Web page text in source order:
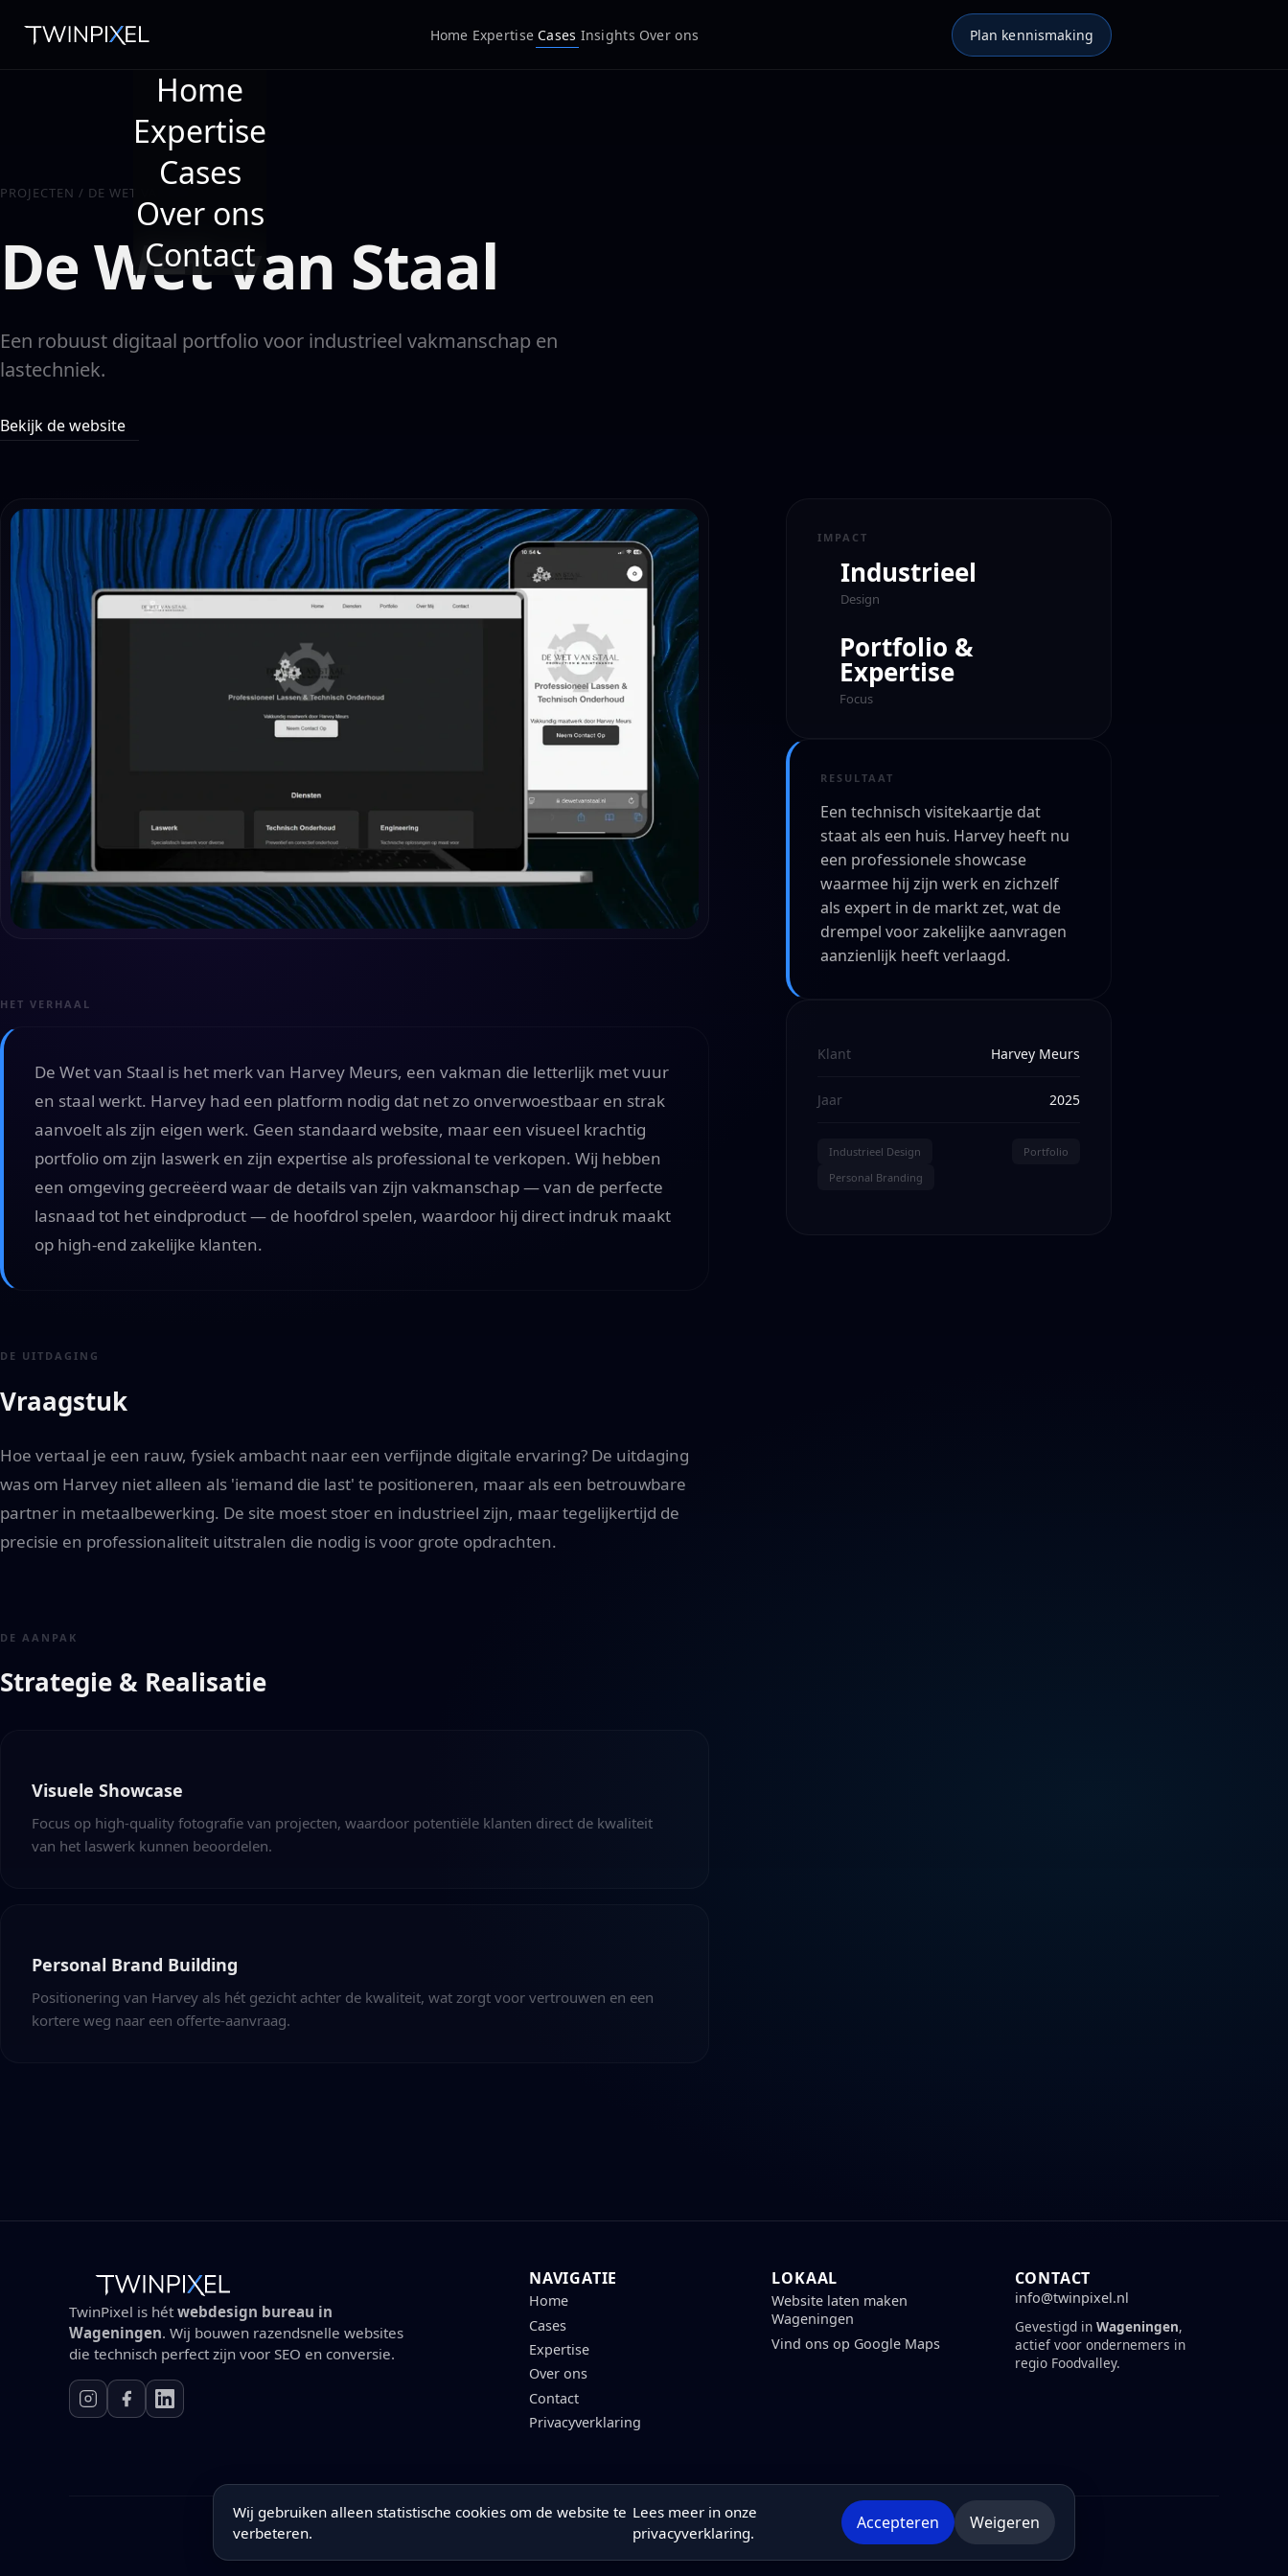
Home Expertise Cases Insights Over ons Plan kennismaking
Home
Expertise
Cases
Over ons
Contact
PROJECTEN / DE WET VAN STAAL
De Wet van Staal
Een robuust digitaal portfolio voor industrieel vakmanschap en
lastechniek.
Bekijk de website
HET VERHAAL
De Wet van Staal is het merk van Harvey Meurs, een vakman die letterlijk met vuur
en staal werkt. Harvey had een platform nodig dat net zo onverwoestbaar en strak
aanvoelt als zijn eigen werk. Geen standaard website, maar een visueel krachtig
portfolio om zijn laswerk en zijn expertise als professional te verkopen. Wij hebben
een omgeving gecreëerd waar de details van zijn vakmanschap — van de perfecte
lasnaad tot het eindproduct — de hoofdrol spelen, waardoor hij direct indruk maakt
op high-end zakelijke klanten.
DE UITDAGING
Vraagstuk
Hoe vertaal je een rauw, fysiek ambacht naar een verfijnde digitale ervaring? De uitdaging
was om Harvey niet alleen als 'iemand die last' te positioneren, maar als een betrouwbare
partner in metaalbewerking. De site moest stoer en industrieel zijn, maar tegelijkertijd de
precisie en professionaliteit uitstralen die nodig is voor grote opdrachten.
DE AANPAK
Strategie & Realisatie
Visuele Showcase
Focus op high-quality fotografie van projecten, waardoor potentiële klanten direct de kwaliteit
van het laswerk kunnen beoordelen.
Personal Brand Building
Positionering van Harvey als hét gezicht achter de kwaliteit, wat zorgt voor vertrouwen en een
kortere weg naar een offerte-aanvraag.
IMPACT
Industrieel
Design
Portfolio &
Expertise
Focus
RESULTAAT
Een technisch visitekaartje dat
staat als een huis. Harvey heeft nu
een professionele showcase
waarmee hij zijn werk en zichzelf
als expert in de markt zet, wat de
drempel voor zakelijke aanvragen
aanzienlijk heeft verlaagd.
Klant Harvey Meurs
Jaar 2025
Industrieel Design
Portfolio
Personal Branding
TwinPixel is hét webdesign bureau in
Wageningen. Wij bouwen razendsnelle websites
die technisch perfect zijn voor SEO en conversie.
NAVIGATIE
Home
Cases
Expertise
Over ons
Contact
Privacyverklaring
LOKAAL
Website laten maken
Wageningen
Vind ons op Google Maps
CONTACT
info@twinpixel.nl
Gevestigd in Wageningen,
actief voor ondernemers in
regio Foodvalley.
KvK 96555645•BTW NL867659397B01
Wij gebruiken alleen statistische cookies om de website te
verbeteren.
Lees meer in onze
privacyverklaring. Accepteren Weigeren